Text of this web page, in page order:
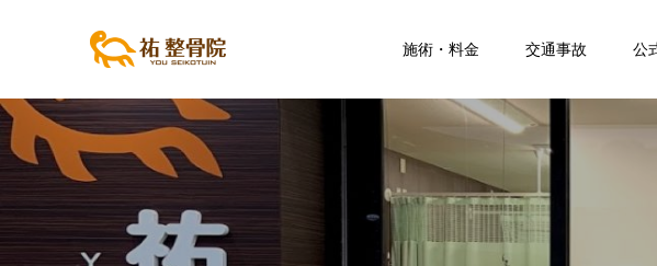
施術・料金 交通事故 公